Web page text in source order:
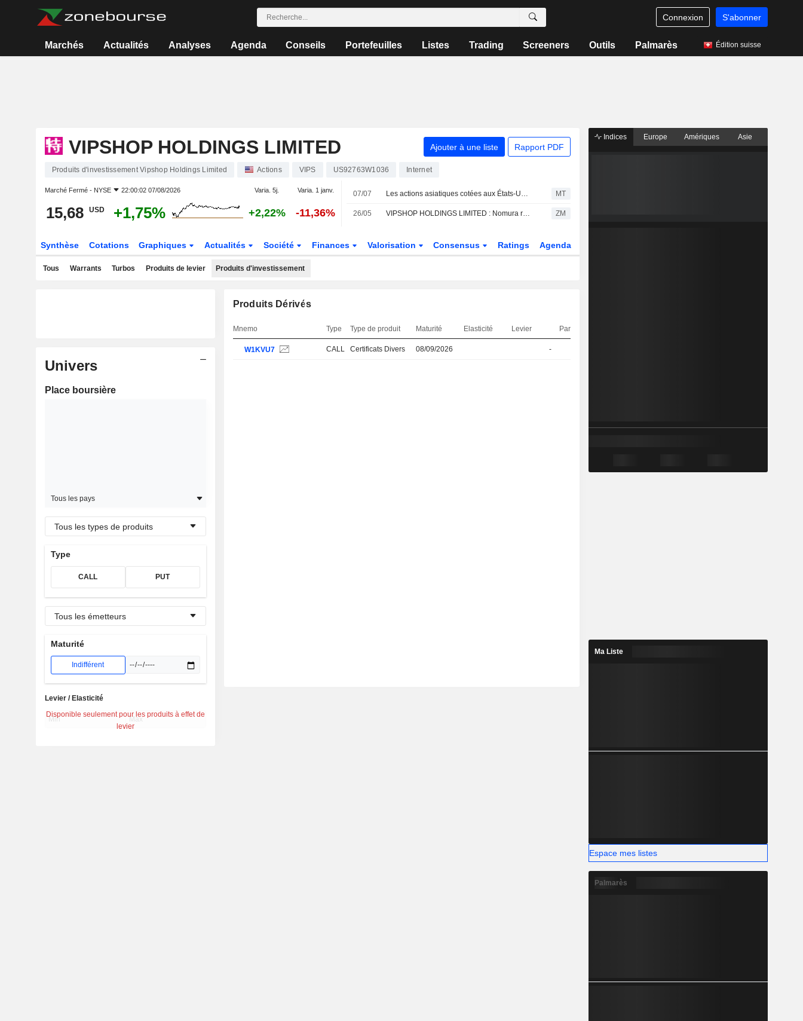
Connexion S'abonner
Marchés Actualités Analyses Agenda Conseils Portefeuilles Listes Trading Screeners Outils Palmarès Édition suisse
VIPSHOP HOLDINGS LIMITED Ajouter à une liste Rapport PDF
Produits d'investissement Vipshop Holdings Limited Actions VIPS US92763W1036 Internet
Marché Fermé - NYSE 22:00:02 07/08/2026 Varia. 5j. Varia. 1 janv.
15,68 USD +1,75% +2,22% -11,36%
07/07 Les actions asiatiques cotées aux États-Unis sous forme d'ADR chutent lourdement lors de la séance de mardi MT
26/05 VIPSHOP HOLDINGS LIMITED : Nomura réitère son opinion positive sur le titre ZM
Synthèse Cotations Graphiques Actualités Société Finances Valorisation Consensus Ratings Agenda
Tous Warrants Turbos Produits de levier Produits d'investissement
Univers
Place boursière
Tous les pays
Tous les types de produits
Type
CALL PUT
Tous les émetteurs
Maturité
Indifférent
Disponible seulement pour les produits à effet de
levier
Levier / Elasticité
Produits Dérivés
Mnemo Type Type de produit Maturité Elasticité Levier Parité
W1KVU7 CALL Certificats Divers 08/09/2026 -
Indices Europe Amériques Asie
Ma Liste
Espace mes listes
Palmarès